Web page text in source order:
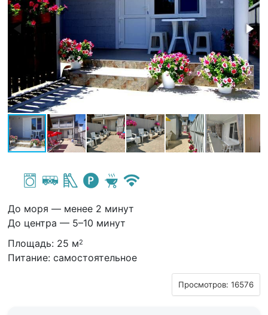
До моря — менее 2 минут
До центра — 5–10 минут
Площадь: 25 м2
Питание: самостоятельное
Просмотров: 16576